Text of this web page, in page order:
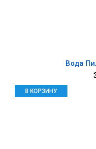
Вода
В КОРЗИНУ